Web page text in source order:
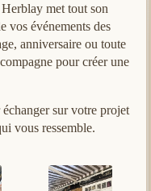
met tout son
vos événements des
anniversaire ou toute
pour créer une
sur votre projet
vous ressemble.